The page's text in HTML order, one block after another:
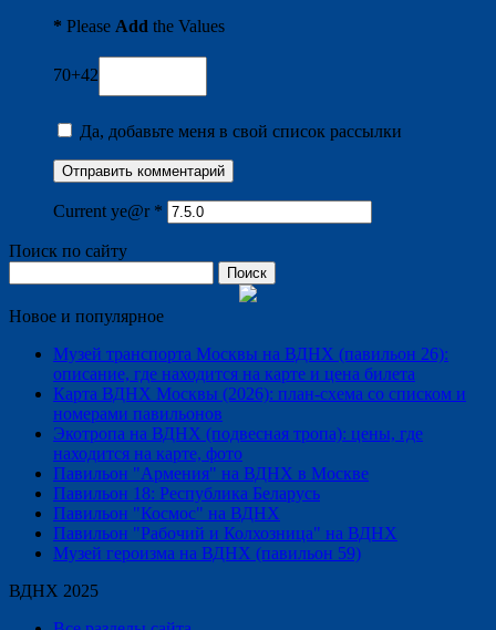
* Please Add the Values
70+42
Да, добавьте меня в свой список рассылки
Current ye@r *
Поиск по сайту
Новое и популярное
Музей транспорта Москвы на ВДНХ (павильон 26):
описание, где находится на карте и цена билета
Карта ВДНХ Москвы (2026): план-схема со списком и
номерами павильонов
Экотропа на ВДНХ (подвесная тропа): цены, где
находится на карте, фото
Павильон "Армения" на ВДНХ в Москве
Павильон 18: Республика Беларусь
Павильон "Космос" на ВДНХ
Павильон "Рабочий и Колхозница" на ВДНХ
Музей героизма на ВДНХ (павильон 59)
ВДНХ 2025